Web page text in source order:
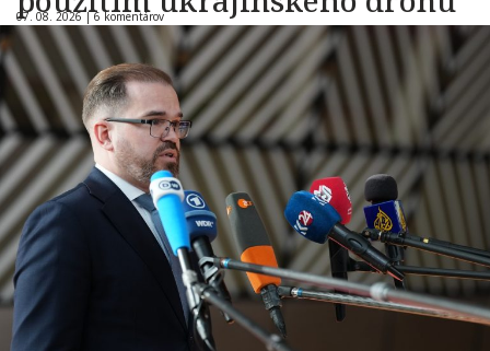
07. 08. 2026 |6 komentárov